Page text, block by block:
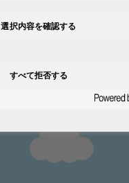
すべて拒否する
選択内容を確認する